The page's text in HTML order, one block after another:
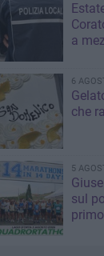
a
6
che
5
sul